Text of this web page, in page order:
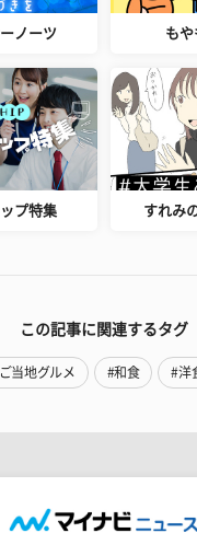
ノーツ もや
プ特集 すれみ
この記事に関連するタグ
当地グルメ #和食 #洋